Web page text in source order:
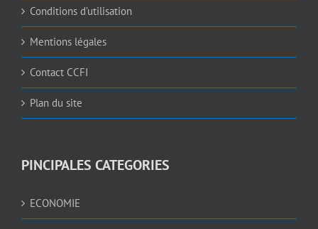
Conditions d’utilisation
Mentions légales
Contact CCFI
Plan du site
PINCIPALES CATEGORIES
ECONOMIE